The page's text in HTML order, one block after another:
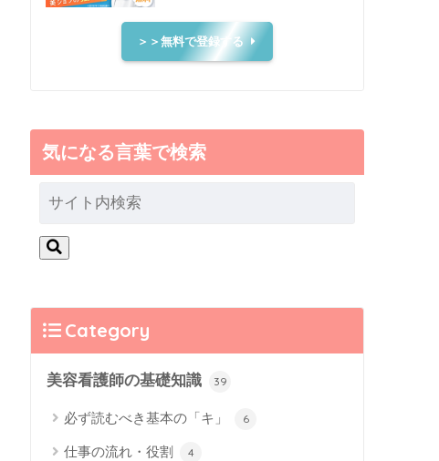
＞＞無料で登録する
気になる言葉で検索
Category
美容看護師の基礎知識 39
必ず読むべき基本の「キ」 6
仕事の流れ・役割 4